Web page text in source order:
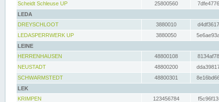
Scheidt Schleuse UP
25800560
LEDA
DREYSCHLOOT
3880010
LEDASPERRWERK UP
3880050
LEINE
HERRENHAUSEN
48800108
NEUSTADT
48800200
SCHWARMSTEDT
48800301
LEK
KRIMPEN
123456784